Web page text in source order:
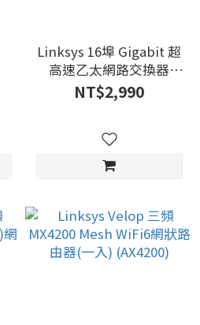
Linksys 16埠 Gigabit 超
高速乙太網路交換器
LGS116 (鐵殼)
NT$2,990